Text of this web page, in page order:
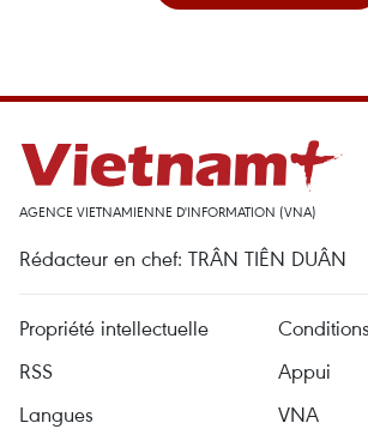
AGENCE VIETNAMIENNE D'INFORMATION (VNA)
Rédacteur en chef: TRÂN TIÊN DUÂN
Propriété intellectuelle
RSS
Appui
Langues
VNA